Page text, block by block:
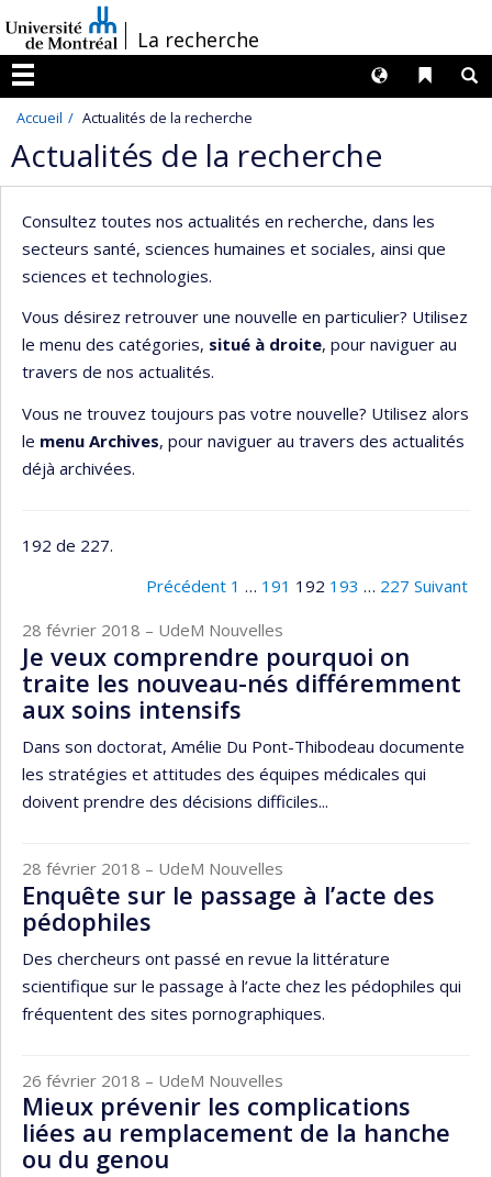
au
contenu
/La recherche
Menu
Liens
Langues
Accueil Actualités de la recherche
Actualités de la recherche
Consultez toutes nos actualités en recherche, dans les
secteurs santé, sciences humaines et sociales, ainsi que
sciences et technologies.
Vous désirez retrouver une nouvelle en particulier? Utilisez
le menu des catégories, situé à droite, pour naviguer au
travers de nos actualités.
Vous ne trouvez toujours pas votre nouvelle? Utilisez alors
le menu Archives, pour naviguer au travers des actualités
déjà archivées.
192 de 227.
Précédent 1 … 191 192 193 … 227 Suivant
28 février 2018 – UdeM Nouvelles
Je veux comprendre pourquoi on
traite les nouveau-nés différemment
aux soins intensifs
Dans son doctorat, Amélie Du Pont-Thibodeau documente
les stratégies et attitudes des équipes médicales qui
doivent prendre des décisions difficiles...
28 février 2018 – UdeM Nouvelles
Enquête sur le passage à l’acte des
pédophiles
Des chercheurs ont passé en revue la littérature
scientifique sur le passage à l’acte chez les pédophiles qui
fréquentent des sites pornographiques.
26 février 2018 – UdeM Nouvelles
Mieux prévenir les complications
liées au remplacement de la hanche
ou du genou